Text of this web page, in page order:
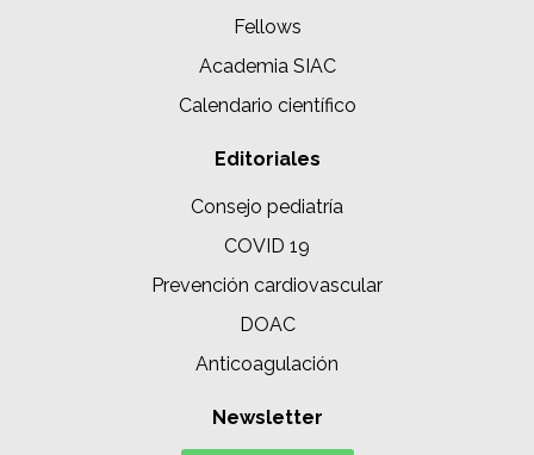
Fellows
Academia SIAC
Calendario científico
Editoriales
Consejo pediatría
COVID 19
Prevención cardiovascular
DOAC
Anticoagulación
Newsletter